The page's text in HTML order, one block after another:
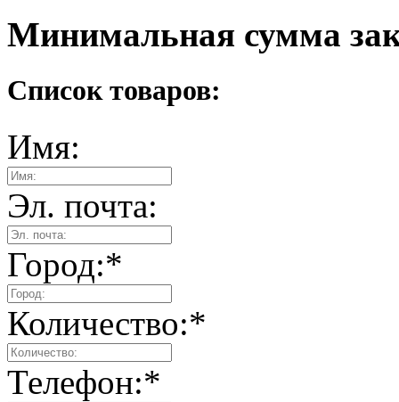
Минимальная сумма
Список товаров:
Имя:
Эл. почта:
Город:*
Количество:*
Телефон:*